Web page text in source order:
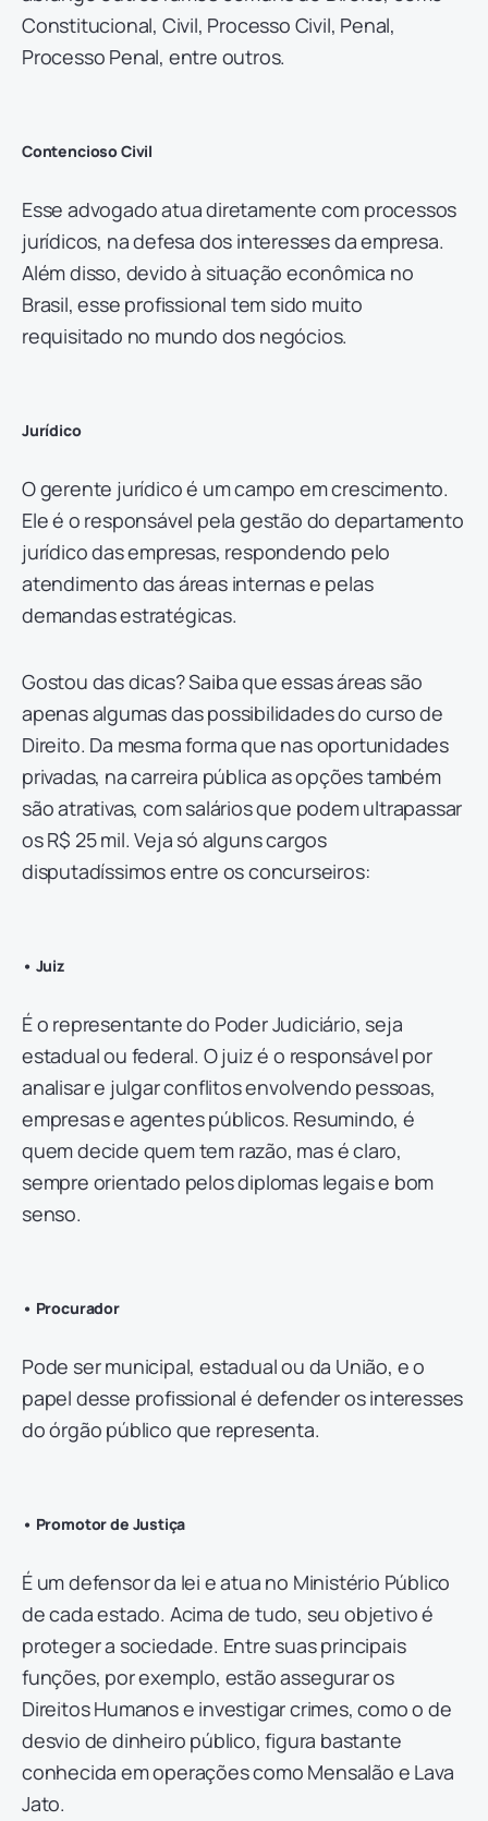
Constitucional, Civil, Processo Civil, Penal,
Processo Penal, entre outros.
Contencioso Civil
Esse advogado atua diretamente com processos
jurídicos, na defesa dos interesses da empresa.
Além disso, devido à situação econômica no
Brasil, esse profissional tem sido muito
requisitado no mundo dos negócios.
Jurídico
O gerente jurídico é um campo em crescimento.
Ele é o responsável pela gestão do departamento
jurídico das empresas, respondendo pelo
atendimento das áreas internas e pelas
demandas estratégicas.
Gostou das dicas? Saiba que essas áreas são
apenas algumas das possibilidades do curso de
Direito. Da mesma forma que nas oportunidades
privadas, na carreira pública as opções também
são atrativas, com salários que podem ultrapassar
os R$ 25 mil. Veja só alguns cargos
disputadíssimos entre os concurseiros:
• Juiz
É o representante do Poder Judiciário, seja
estadual ou federal. O juiz é o responsável por
analisar e julgar conflitos envolvendo pessoas,
empresas e agentes públicos. Resumindo, é
quem decide quem tem razão, mas é claro,
sempre orientado pelos diplomas legais e bom
senso.
• Procurador
Pode ser municipal, estadual ou da União, e o
papel desse profissional é defender os interesses
do órgão público que representa.
• Promotor de Justiça
É um defensor da lei e atua no Ministério Público
de cada estado. Acima de tudo, seu objetivo é
proteger a sociedade. Entre suas principais
funções, por exemplo, estão assegurar os
Direitos Humanos e investigar crimes, como o de
desvio de dinheiro público, figura bastante
conhecida em operações como Mensalão e Lava
Jato.